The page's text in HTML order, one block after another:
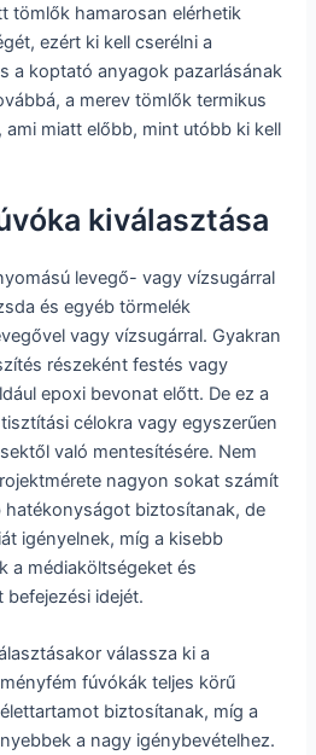
tömlők hamarosan elérhetik
ezért ki kell cserélni a
a koptató anyagok pazarlásának
a merev tömlők termikus
miatt előbb, mint utóbb ki kell
kiválasztása
levegő- vagy vízsugárral
és egyéb törmelék
vagy vízsugárral. Gyakran
részeként festés vagy
epoxi bevonat előtt. De ez a
célokra vagy egyszerűen
való mentesítésére. Nem
nagyon sokat számít
biztosítanak, de
igényelnek, míg a kisebb
a médiaköltségeket és
idejét.
válassza ki a
fúvókák teljes körű
biztosítanak, míg a
a nagy igénybevételhez.